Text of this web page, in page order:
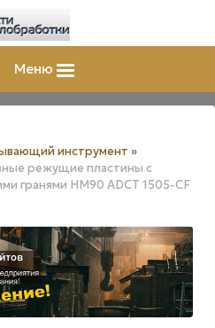
Меню
инструмент »
режущие пластины с
гранями HM90 ADCT 1505-CF